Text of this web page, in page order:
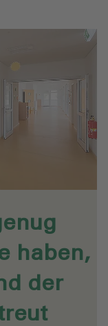
haben,
der